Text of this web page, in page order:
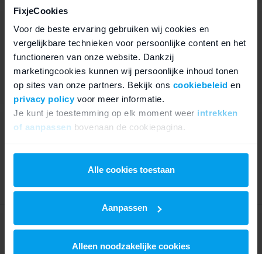
FixjeCookies
Voor de beste ervaring gebruiken wij cookies en
vergelijkbare technieken voor persoonlijke content en het
functioneren van onze website. Dankzij
marketingcookies kunnen wij persoonlijke inhoud tonen
op sites van onze partners. Bekijk ons cookiebeleid en
privacy policyvoor meer informatie.
Je kunt je toestemming op elk moment weer intrekken
of aanpassen bovenaan de cookiepagina.
We werken samen met21 derdendie uw gegevens
kunnen ontvangen en verwerken.
Alle cookies toestaan
Aanpassen
Alleen noodzakelijke cookies
iPhone 15 Plus 512GB Roze
Roze|512 GB| 6,7 inch OLED | A16 chip | 5G | 2
camera's | Dynamic Island | Accu tot 26u
Tijdelijk uitverkocht
iPhone 15 Plus 512GB Geel
camera's | Dynamic Island | Accu tot 26u
Tijdelijk uitverkocht
iPhone 15 Plus 512GB Groen
Groen| 512 GB| 6,7 inch OLED | A16 chip | 5G | 2